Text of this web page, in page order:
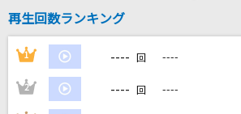
Number_i
DAMの新曲・ランキングなど
再生回数ランキング
1 ---- 回 ----
2 ---- 回 ----